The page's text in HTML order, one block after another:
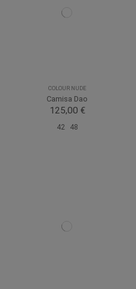
COLOUR NUDE
Camisa Dao
125,00 €
42 48